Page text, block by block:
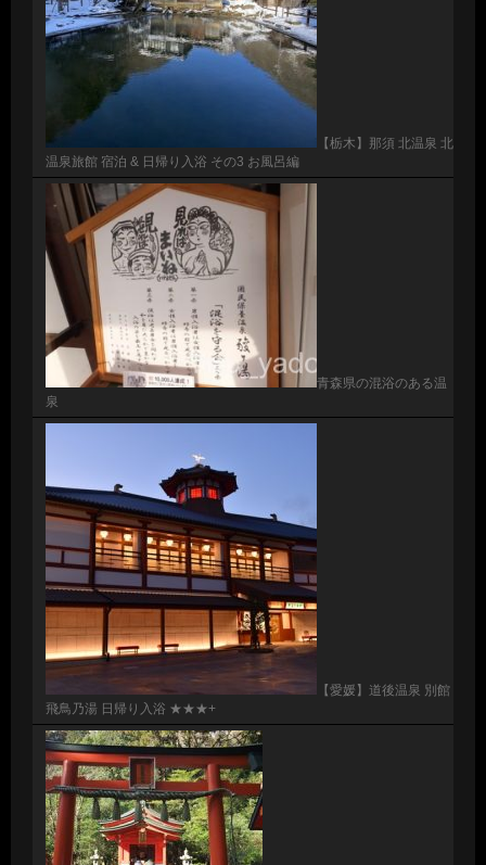
【栃木】那須 北温泉 北
温泉旅館 宿泊 & 日帰り入浴 その3 お風呂編
青森県の混浴のある温
泉
【愛媛】道後温泉 別館
飛鳥乃湯 日帰り入浴 ★★★+